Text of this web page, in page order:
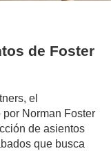
de Foster
el
Norman Foster
de asientos
que busca